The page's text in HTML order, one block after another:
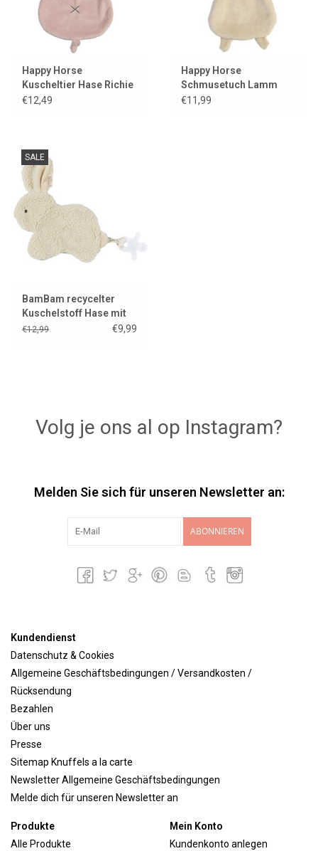
Happy Horse
Kuscheltier Hase Richie
altrosa
€12,49
Happy Horse
Schmusetuch Lamm
Livio
€11,99
SALE
BamBam recycelter
Kuschelstoff Hase mit
Schnulleraufsatz
€12,99 €9,99
Volg je ons al op Instagram?
Melden Sie sich für unseren Newsletter an:
ABONNIEREN
Kundendienst
Datenschutz & Cookies
Allgemeine Geschäftsbedingungen / Versandkosten /
Rücksendung
Bezahlen
Über uns
Presse
Sitemap Knuffels a la carte
Newsletter Allgemeine Geschäftsbedingungen
Melde dich für unseren Newsletter an
Produkte
Alle Produkte
Mein Konto
Kundenkonto anlegen